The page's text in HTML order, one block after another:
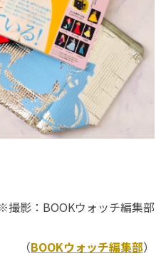
撮影：BOOKウォッチ編集部
（BOOKウォッチ編集部）